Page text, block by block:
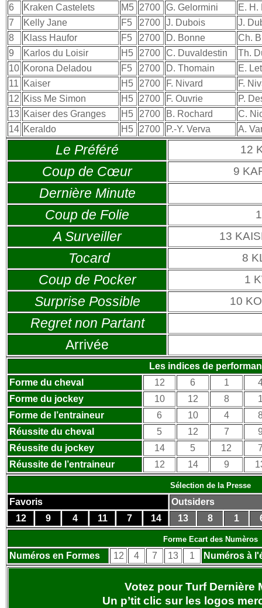
6
Kraken Castelets M5 2700 G. Gelormini
E. H.
7
Kelly Jane F5 2700 J. Dubois
J.
8
Klass Haufor F5 2700 D. Bonne
Ch.
9
Karlos du Loisir H5 2700 C. Duvaldestin
Th.
10 Korona Deladou F5 2700 D. Thomain
E.
11
Kaiser H5 2700 F. Nivard
F.
12 Kiss Me Simon H5 2700 F. Ouvrie
P.
13 Kaiser des Granges H5 2700 B. Rochard
C.
14 Keraldo H5 2700 P.-Y. Verva A.
Le Préféré 12
Coup de Cœur 9
Dernière Minute
Coup de Folie
A Surveiller 13
Tocard 8
Coup de Pocker 1
Surprise Possible 10
Regret non Partant
Arrivée
Les indices de
Forme du cheval
12 6 1
Forme du jockey
10 12 8
Forme de l’entraineur
6 10 4
Réussite du cheval
5 12 7
Réussite du jockey
14 5 12
Réussite de l’entraineur
12 14 9
Sélection de la Presse
Favoris
Outsiders
12
9 4 11 7 14 13 8 1
Forme Ecart des Numèros
Numéros en Formes 12 4 7 13 1 Numéros à
Votez pour Turf Dernière
Un p’tit clic sur les logos